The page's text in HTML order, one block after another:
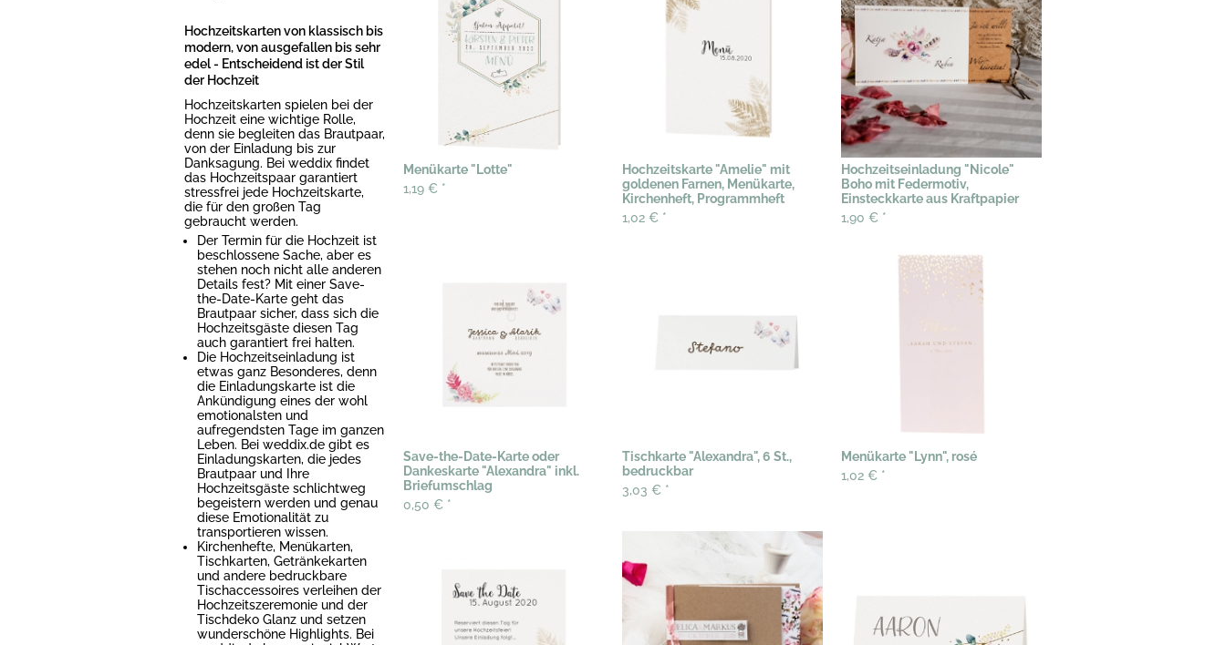
Hochzeitskarten von klassisch bis
modern, von ausgefallen bis sehr
edel - Entscheidend ist der Stil
der Hochzeit
Hochzeitskarten spielen bei der
Hochzeit eine wichtige Rolle,
denn sie begleiten das Brautpaar,
von der Einladung bis zur
Danksagung. Bei weddix findet
das Hochzeitspaar garantiert
stressfrei jede Hochzeitskarte,
die für den großen Tag
gebraucht werden.
Der Termin für die Hochzeit ist
beschlossene Sache, aber es
stehen noch nicht alle anderen
Details fest? Mit einer Save-
the-Date-Karte geht das
Brautpaar sicher, dass sich die
Hochzeitsgäste diesen Tag
auch garantiert frei halten.
Die Hochzeitseinladung ist
etwas ganz Besonderes, denn
die Einladungskarte ist die
Ankündigung eines der wohl
emotionalsten und
aufregendsten Tage im ganzen
Leben. Bei weddix.de gibt es
Einladungskarten, die jedes
Brautpaar und Ihre
Hochzeitsgäste schlichtweg
begeistern werden und genau
diese Emotionalität zu
transportieren wissen.
Kirchenhefte, Menükarten,
Tischkarten, Getränkekarten
und andere bedruckbare
Tischaccessoires verleihen der
Hochzeitszeremonie und der
Tischdeko Glanz und setzen
wunderschöne Highlights. Bei
Menükarte "Lotte"
1,19 € *
Hochzeitskarte "Amelie" mit
goldenen Farnen, Menükarte,
Kirchenheft, Programmheft
1,02 € *
Hochzeitseinladung "Nicole"
Boho mit Federmotiv,
Einsteckkarte aus Kraftpapier
1,90 € *
Save-the-Date-Karte oder
Dankeskarte "Alexandra" inkl.
Briefumschlag
0,50 € *
Tischkarte "Alexandra", 6 St.,
bedruckbar
3,03 € *
Menükarte "Lynn", rosé
1,02 € *